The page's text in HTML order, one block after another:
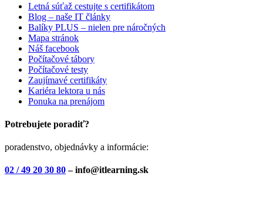
Letná súťaž cestujte s certifikátom
Blog – naše IT články
Balíky PLUS – nielen pre náročných
Mapa stránok
Náš facebook
Počítačové tábory
Počítačové testy
Zaujímavé certifikáty
Kariéra lektora u nás
Ponuka na prenájom
Potrebujete poradiť?
poradenstvo, objednávky a informácie:
02 / 49 20 30 80– info@itlearning.sk